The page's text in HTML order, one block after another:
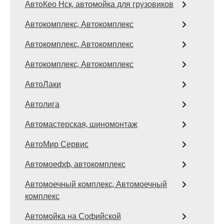
АвтоКео Нск, автомойка для грузовиков
Автокомплекс, Автокомплекс
Автокомплекс, Автокомплекс
Автокомплекс, Автокомплекс
АвтоЛаки
Автолига
Автомастерская, шиномонтаж
АвтоМир Сервис
Автомоефф, автокомплекс
Автомоечный комплекс, Автомоечный
комплекс
Автомойка на Софийской